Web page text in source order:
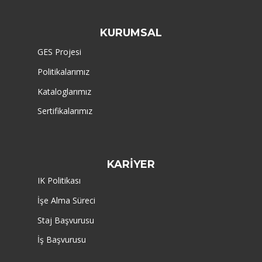
KURUMSAL
GES Projesi
Politikalarımız
Kataloglarımız
Sertifikalarımız
KARİYER
IK Politikası
İşe Alma Süreci
Staj Başvurusu
İş Başvurusu